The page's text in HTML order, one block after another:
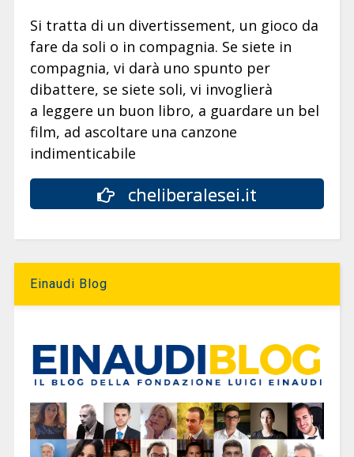
Si tratta di un divertissement, un gioco da
fare da soli o in compagnia. Se siete in
compagnia, vi darà uno spunto per
dibattere, se siete soli, vi invoglierà
a leggere un buon libro, a guardare un bel
film, ad ascoltare una canzone
indimenticabile
cheliberalesei.it
Einaudi Blog